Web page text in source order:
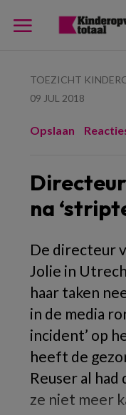
TOEZICHT
09 JUL 2018
Opslaan
na
De directeur
Jolie in
haar taken
in de media
incident’ op
heeft de
Reuser al
ze niet meer